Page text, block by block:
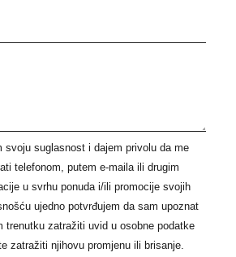
svoju suglasnost i dajem privolu da me
telefonom, putem e-maila ili drugim
u svrhu ponuda i/ili promocije svojih
ujedno potvrđujem da sam upoznat
trenutku zatražiti uvid u osobne podatke
zatražiti njihovu promjenu ili brisanje.